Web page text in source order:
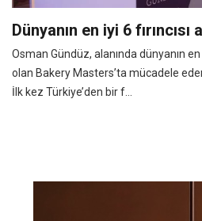
Dünyanın en iyi 6
Osman Gündüz, alanında dünyanın
olan Bakery Masters’ta mücadele
İlk kez Türkiye’den bir f...